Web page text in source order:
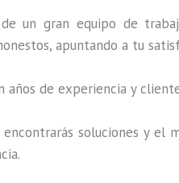
de un gran equipo de
apuntando a tu
años de experiencia y
encontrarás soluciones y el